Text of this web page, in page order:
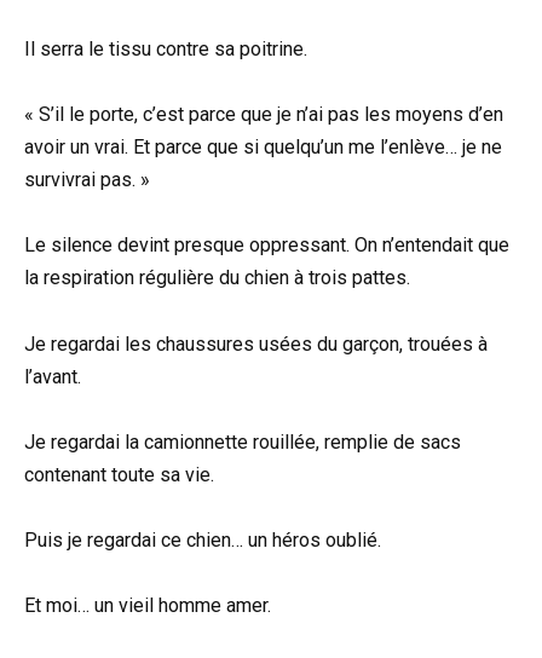
Il serra le tissu contre sa poitrine.
« S’il le porte, c’est parce que je n’ai pas les moyens d’en
avoir un vrai. Et parce que si quelqu’un me l’enlève… je ne
survivrai pas. »
Le silence devint presque oppressant. On n’entendait que
la respiration régulière du chien à trois pattes.
Je regardai les chaussures usées du garçon, trouées à
l’avant.
Je regardai la camionnette rouillée, remplie de sacs
contenant toute sa vie.
Puis je regardai ce chien… un héros oublié.
Et moi… un vieil homme amer.